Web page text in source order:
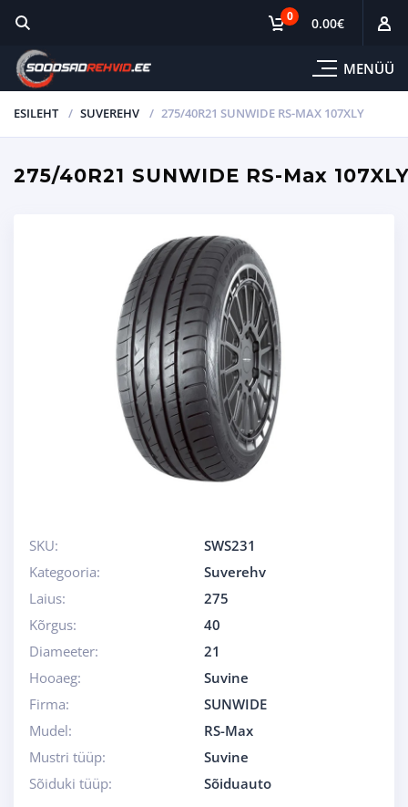
MENÜÜ
0 0.00€
ESILEHT SUVEREHV 275/40R21 SUNWIDE RS-MAX 107XLY
275/40R21 SUNWIDE RS-Max
SKU:
SWS231
Kategooria:
Suverehv
Laius:
275
Kõrgus:
40
Diameeter:
21
Hooaeg:
Suvine
Firma:
SUNWIDE
Mudel:
RS-Max
Mustri tüüp:
Suvine
Sõiduki tüüp:
Sõiduauto